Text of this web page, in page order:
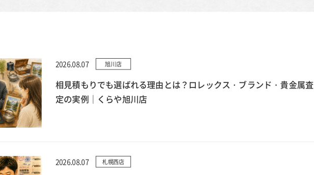
2026.08.07 旭川店
相見積もりでも選ばれる理由とは？ロレックス・ブランド・貴金属査
定の実例｜くらや旭川店
2026.08.07 札幌西店